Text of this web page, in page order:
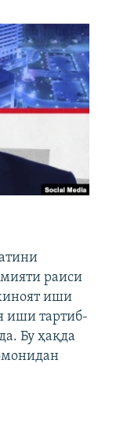
раиси
иши
иши тартиб-
Бу ҳақда